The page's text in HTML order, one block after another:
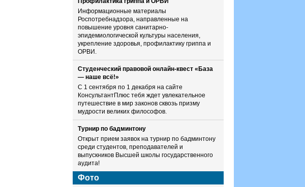
Информационные материалы
Роспотребнадзора, направленные на
повышение уровня санитарно-
эпидемиологической культуры населения,
укрепление здоровья, профилактику гриппа и
ОРВИ.
Студенческий правовой онлайн-квест «База
— наше всё!»
С 1 сентября по 1 декабря на сайте
КонсультантПлюс тебя ждет увлекательное
путешествие в мир законов сквозь призму
мудрости великих философов.
Турнир по бадминтону
Открыт прием заявок на турнир по бадминтону
среди студентов, преподавателей и
выпускников Высшей школы государственного
аудита!
Фото